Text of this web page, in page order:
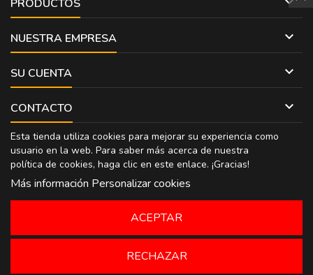
PRODUCTOS
NUESTRA EMPRESA 
SU CUENTA 
CONTACTO 
Esta tienda utiliza cookies para mejorar su experiencia como
usuario en la web. Para saber más acerca de nuestra
política de cookies, haga clic en este enlace. ¡Gracias!
Más información Personalizar cookies
RECHAZAR
ACEPTAR